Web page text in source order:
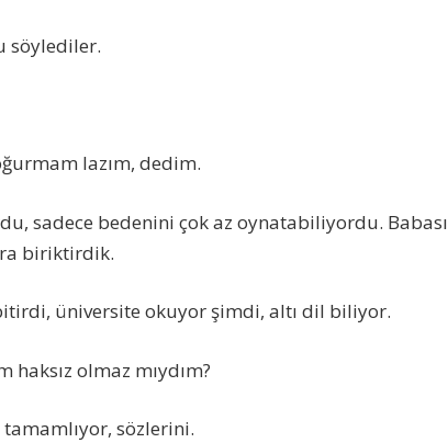
söylediler.
lazım, dedim.
sadece bedenini çok az oynatabiliyordu. Babası
biriktirdik.
üniversite okuyor şimdi, altı dil biliyor.
olmaz mıydım?
tamamlıyor, sözlerini.